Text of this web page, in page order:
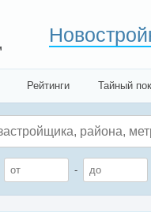
Рейтинги Тайный
-